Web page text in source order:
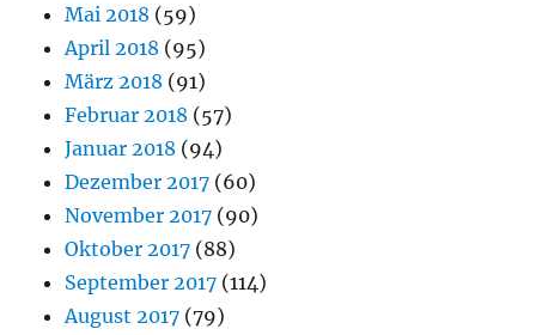
Mai 2018 (59)
April 2018 (95)
März 2018 (91)
Februar 2018 (57)
Januar 2018 (94)
Dezember 2017 (60)
November 2017 (90)
Oktober 2017 (88)
September 2017 (114)
August 2017 (79)